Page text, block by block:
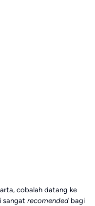
cobalah datang ke
sangat recomendedbagi